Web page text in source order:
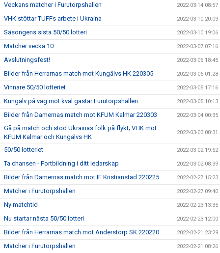
Veckans matcher i Furutorpshallen 2022-03-14 08:57
VHK stöttar TUFFs arbete i Ukraina 2022-03-10 20:09
Säsongens sista 50/50 lotteri 2022-03-10 19:06
Matcher vecka 10 2022-03-07 07:16
Avslutningsfest! 2022-03-06 18:45
Bilder från Herrarnas match mot Kungälvs HK 220305 2022-03-06 01:28
Vinnare 50/50 lotteriet 2022-03-05 17:16
Kungälv på väg mot kval gästar Furutorpshallen. 2022-03-05 10:13
Bilder från Damernas match mot KFUM Kalmar 220303 2022-03-04 00:35
Gå på match och stöd Ukrainas folk på flykt; VHK mot
KFUM Kalmar och Kungälvs HK
2022-03-03 08:31
50/50 lotteriet 2022-03-02 19:52
Ta chansen - Fortbildning i ditt ledarskap 2022-03-02 08:39
Bilder från Damernas match mot IF Kristianstad 220225 2022-02-27 15:23
Matcher i Furutorpshallen 2022-02-27 09:40
Ny matchtid 2022-02-23 13:35
Nu startar nästa 50/50 lotteri 2022-02-23 12:00
Bilder från Herrarnas match mot Anderstorp SK 220220 2022-02-21 23:29
Matcher i Furutorpshallen 2022-02-21 08:26